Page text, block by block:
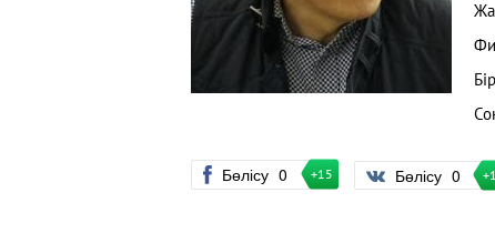
Бөлісу 0 +15 Бөлісу 0